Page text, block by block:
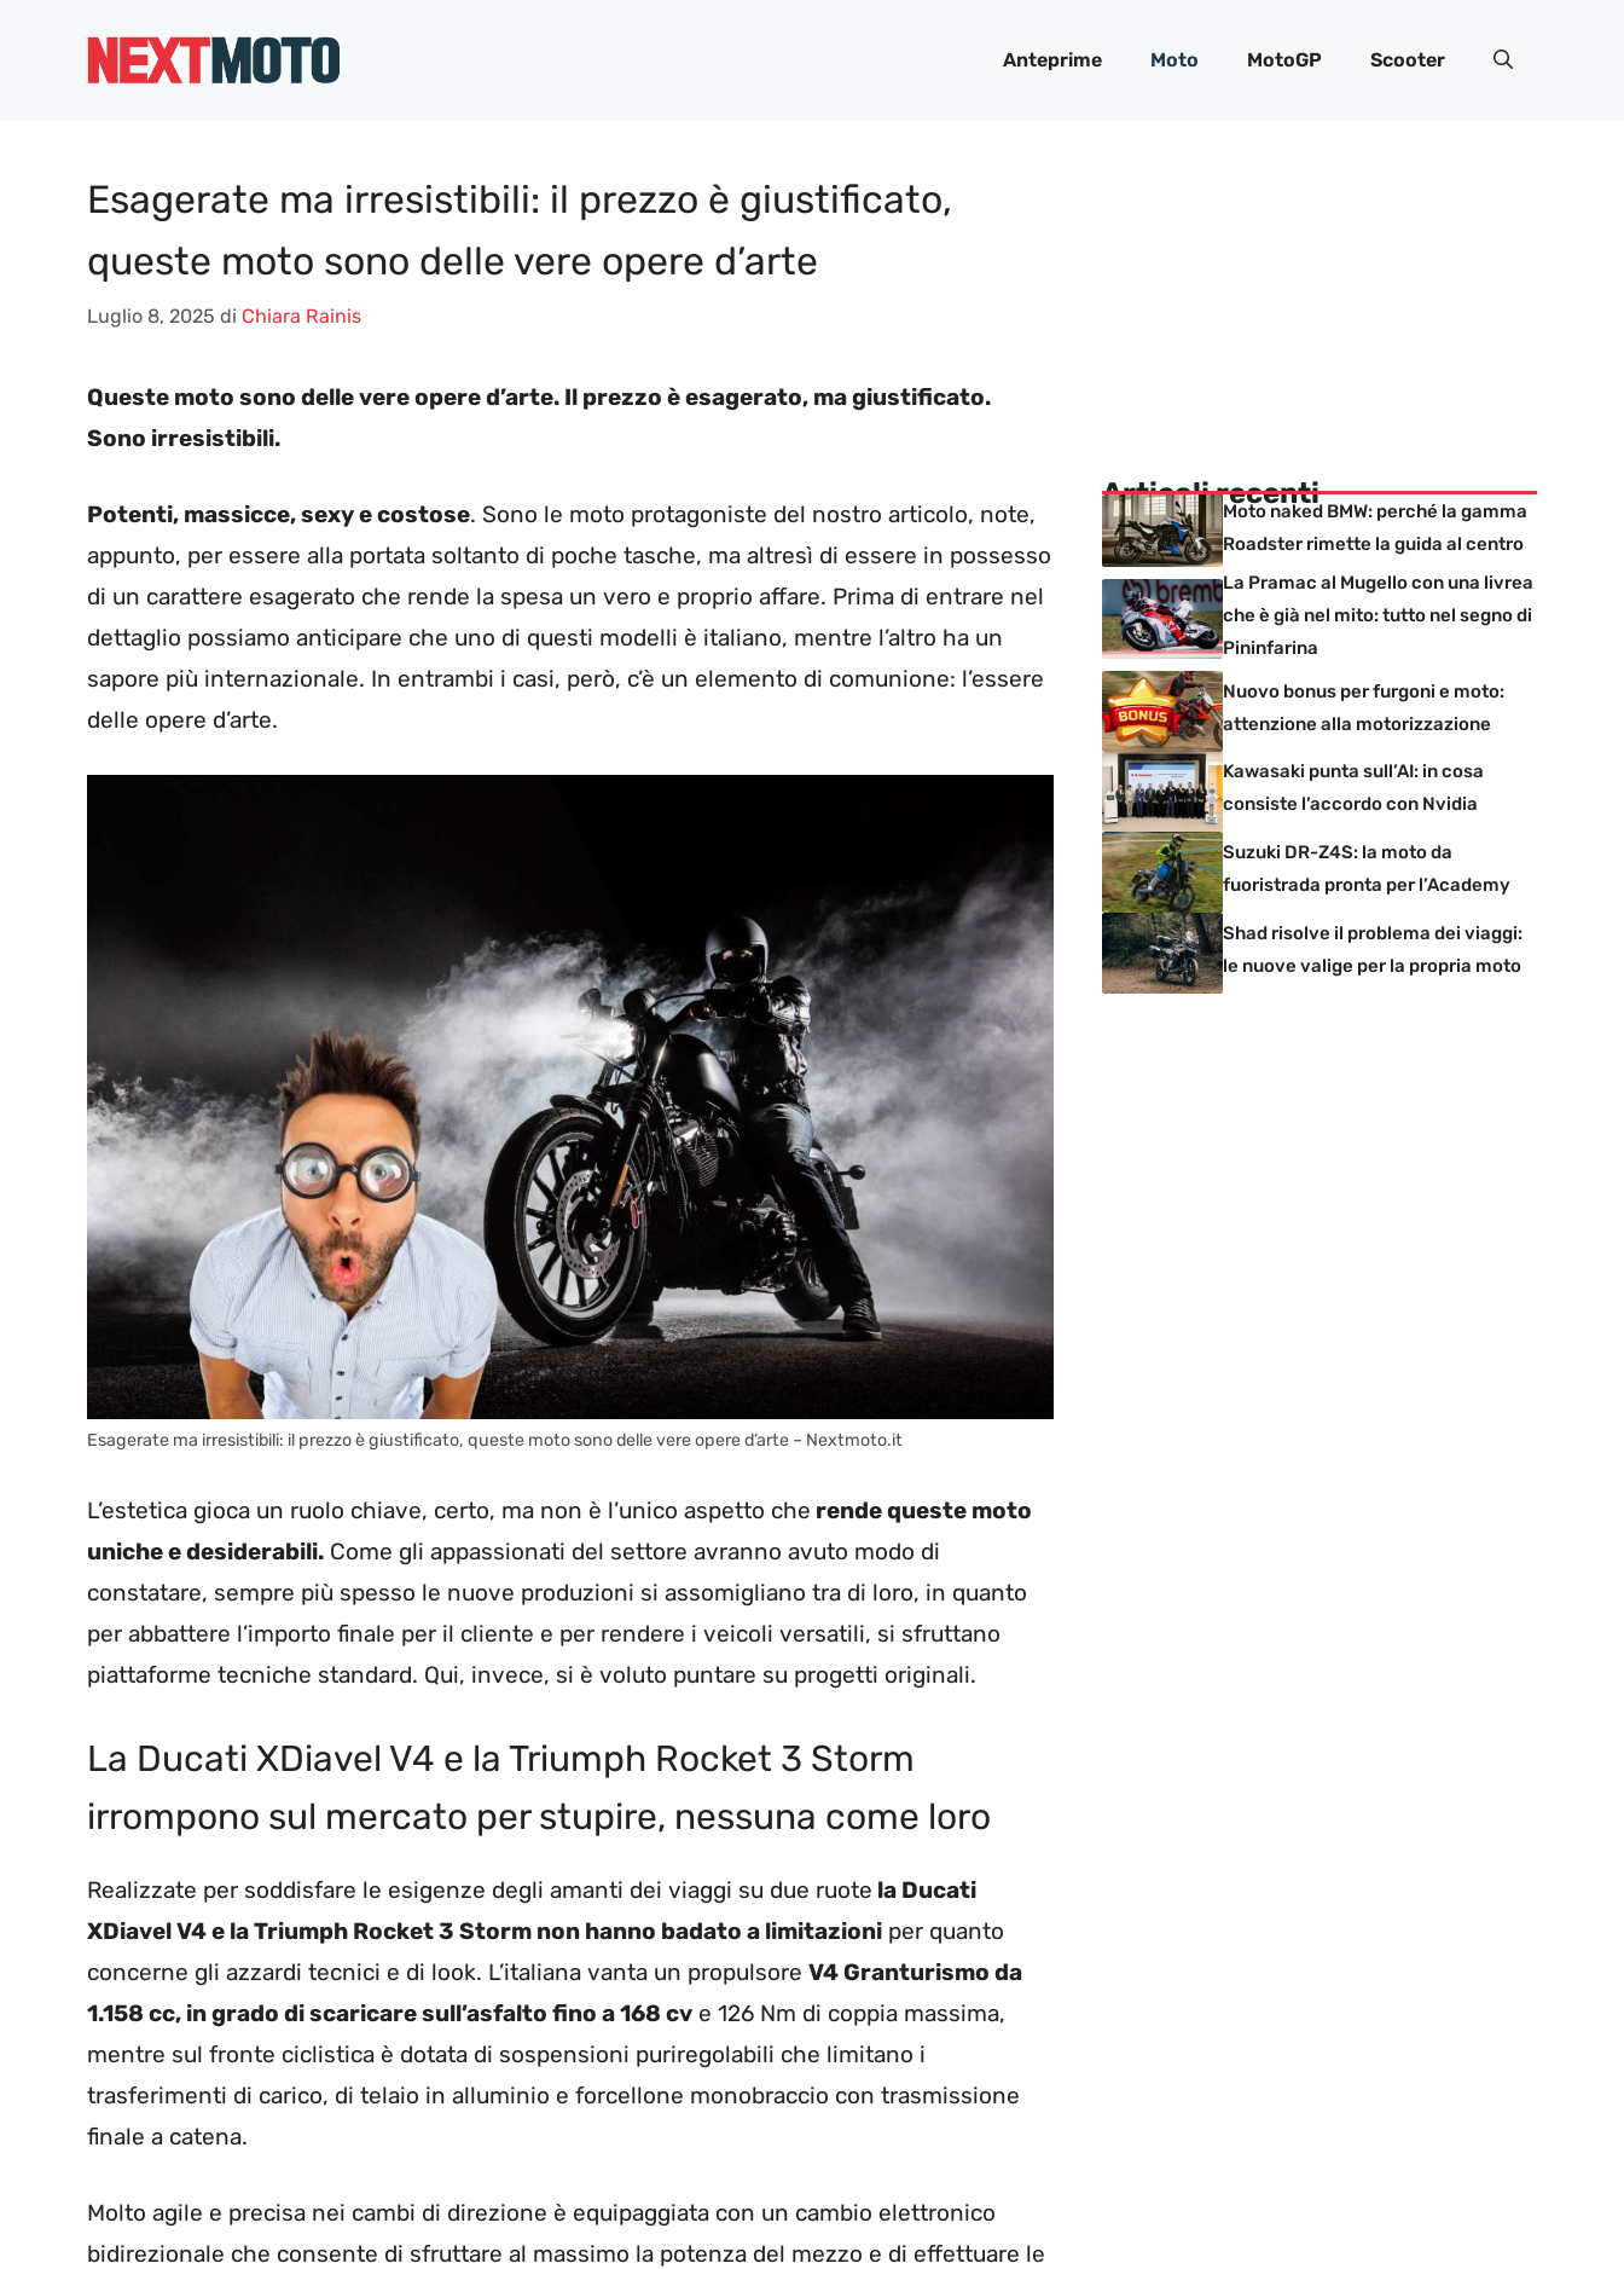
Anteprime Moto MotoGP Scooter
Esagerate ma irresistibili: il prezzo è giustificato,
queste moto sono delle vere opere d’arte
Luglio 8, 2025 di Chiara Rainis
Queste moto sono delle vere opere d’arte. Il prezzo è esagerato, ma giustificato.
Sono irresistibili.
Potenti, massicce, sexy e costose. Sono le moto protagoniste del nostro articolo, note,
appunto, per essere alla portata soltanto di poche tasche, ma altresì di essere in possesso
di un carattere esagerato che rende la spesa un vero e proprio affare. Prima di entrare nel
dettaglio possiamo anticipare che uno di questi modelli è italiano, mentre l’altro ha un
sapore più internazionale. In entrambi i casi, però, c’è un elemento di comunione: l’essere
delle opere d’arte.
Esagerate ma irresistibili: il prezzo è giustificato, queste moto sono delle vere opere d’arte – Nextmoto.it
L’estetica gioca un ruolo chiave, certo, ma non è l’unico aspetto che rende queste moto
uniche e desiderabili. Come gli appassionati del settore avranno avuto modo di
constatare, sempre più spesso le nuove produzioni si assomigliano tra di loro, in quanto
per abbattere l’importo finale per il cliente e per rendere i veicoli versatili, si sfruttano
piattaforme tecniche standard. Qui, invece, si è voluto puntare su progetti originali.
La Ducati XDiavel V4 e la Triumph Rocket 3 Storm
irrompono sul mercato per stupire, nessuna come loro
Realizzate per soddisfare le esigenze degli amanti dei viaggi su due ruote la Ducati
XDiavel V4 e la Triumph Rocket 3 Storm non hanno badato a limitazioni per quanto
concerne gli azzardi tecnici e di look. L’italiana vanta un propulsore V4 Granturismo da
1.158 cc, in grado di scaricare sull’asfalto fino a 168 cv e 126 Nm di coppia massima,
mentre sul fronte ciclistica è dotata di sospensioni puriregolabili che limitano i
trasferimenti di carico, di telaio in alluminio e forcellone monobraccio con trasmissione
finale a catena.
Molto agile e precisa nei cambi di direzione è equipaggiata con un cambio elettronico
bidirezionale che consente di sfruttare al massimo la potenza del mezzo e di effettuare le
Articoli recenti
Moto naked BMW: perché la gamma
Roadster rimette la guida al centro
La Pramac al Mugello con una livrea
che è già nel mito: tutto nel segno di
Pininfarina
Nuovo bonus per furgoni e moto:
attenzione alla motorizzazione
Kawasaki punta sull’AI: in cosa
consiste l’accordo con Nvidia
Suzuki DR-Z4S: la moto da
fuoristrada pronta per l’Academy
Shad risolve il problema dei viaggi:
le nuove valige per la propria moto